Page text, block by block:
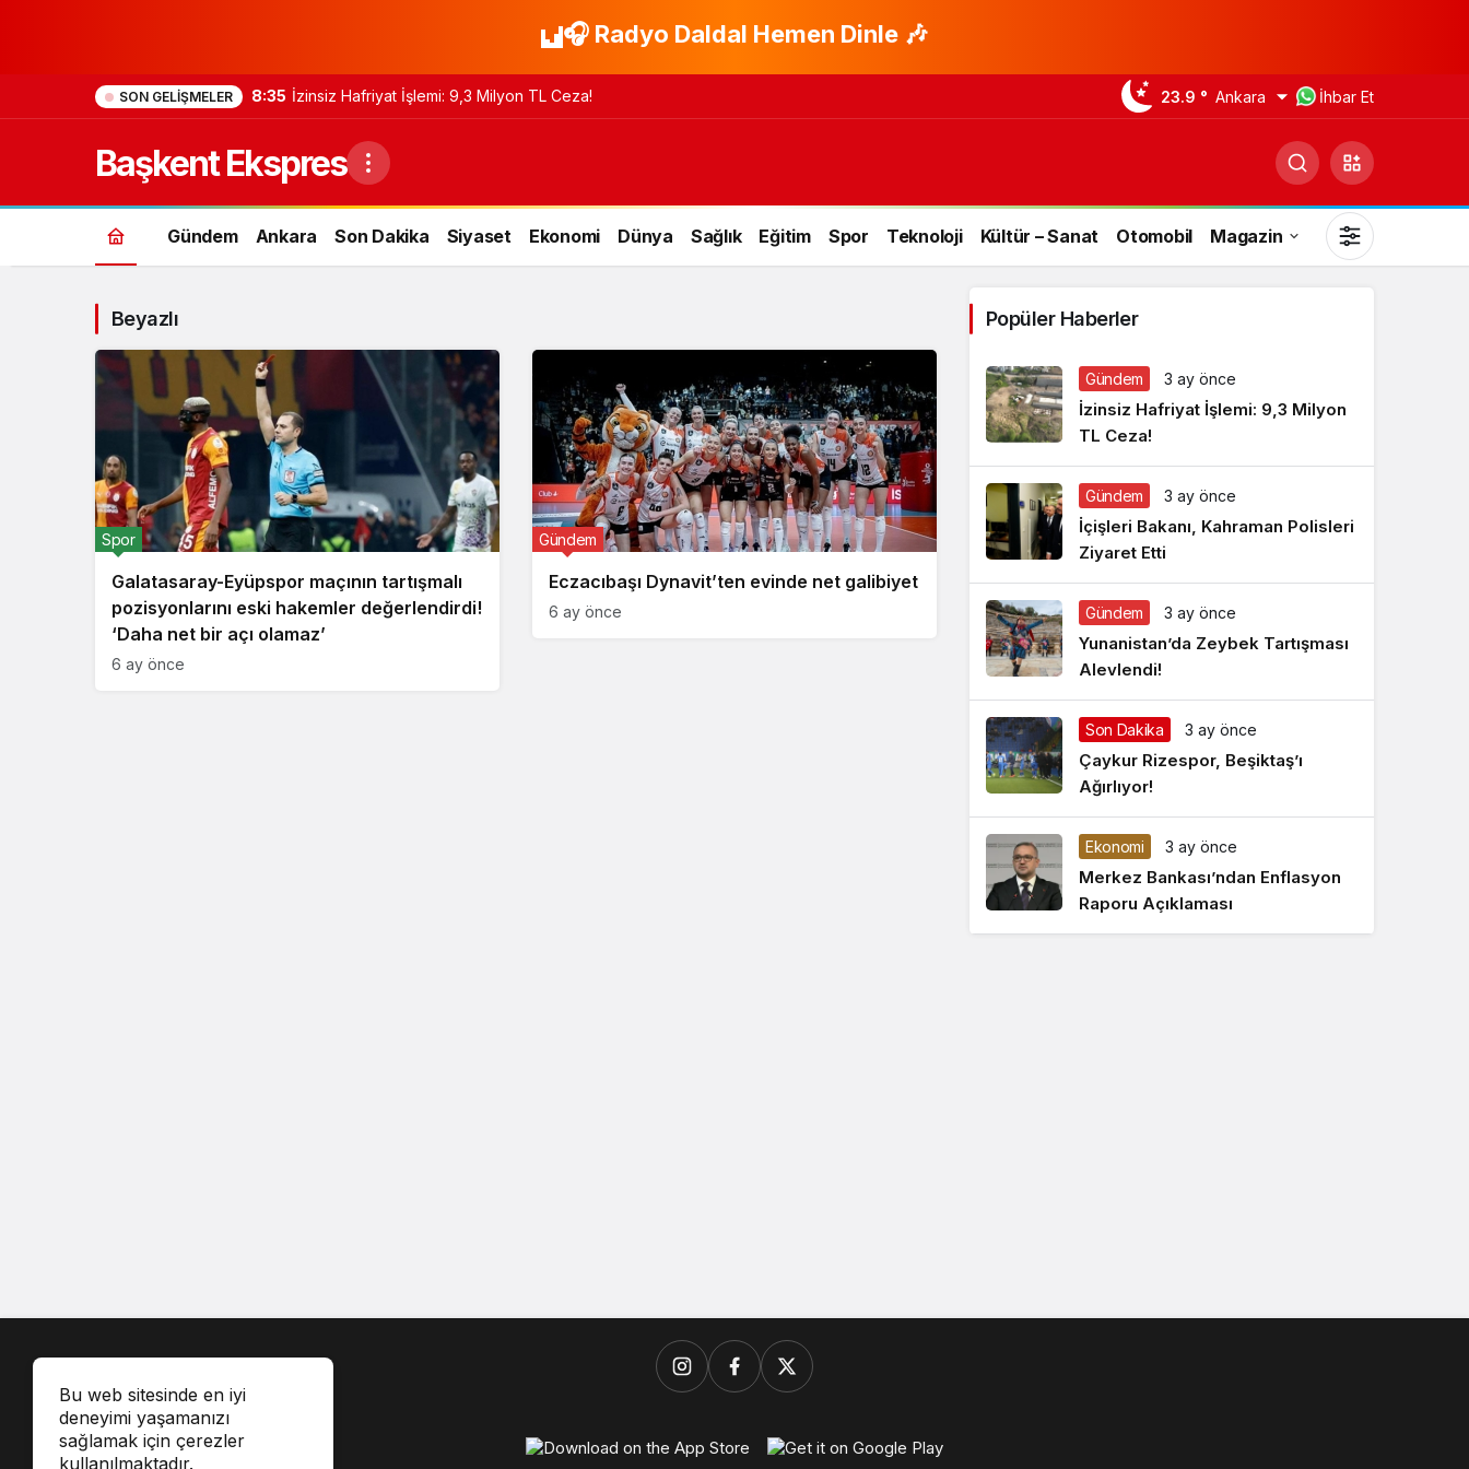
🎧 Radyo Daldal Hemen Dinle 🎶
SON GELIŞMELER 8:35 İzinsiz Hafriyat İşlemi: 9,3 Milyon TL Ceza! 23.9 ° Ankara İhbar Et
Başkent Ekspres
Gündem Ankara Son Dakika Siyaset Ekonomi Dünya Sağlık Eğitim Spor Teknoloji Kültür – Sanat Otomobil Magazin
Gündüz Modu
Gündüz modunu seçin.
Gece Modu
Gece modunu seçin.
Sistem Modu
Sistem modunu seçin.
Beyazlı
Galatasaray-Eyüpspor maçının tartışmalı
pozisyonlarını eski hakemler değerlendirdi!
‘Daha net bir açı olamaz’
Spor
6 ay önce
Eczacıbaşı Dynavit’ten evinde net galibiyet
Gündem
6 ay önce
Popüler Haberler
Gündem 3 ay önce
İzinsiz Hafriyat İşlemi: 9,3 Milyon
TL Ceza!
Gündem 3 ay önce
İçişleri Bakanı, Kahraman Polisleri
Ziyaret Etti
Gündem 3 ay önce
Yunanistan’da Zeybek Tartışması
Alevlendi!
Son Dakika 3 ay önce
Çaykur Rizespor, Beşiktaş’ı
Ağırlıyor!
Ekonomi 3 ay önce
Merkez Bankası’ndan Enflasyon
Raporu Açıklaması
Bu web sitesinde en iyi
deneyimi yaşamanızı
sağlamak için çerezler
kullanılmaktadır.